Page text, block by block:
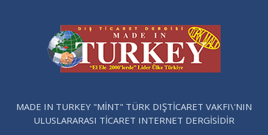
MADE IN TURKEY "MİNT" TÜRK DIŞTİCARET VAKFI\'NIN
ULUSLARARASI TİCARET INTERNET DERGİSİDİR